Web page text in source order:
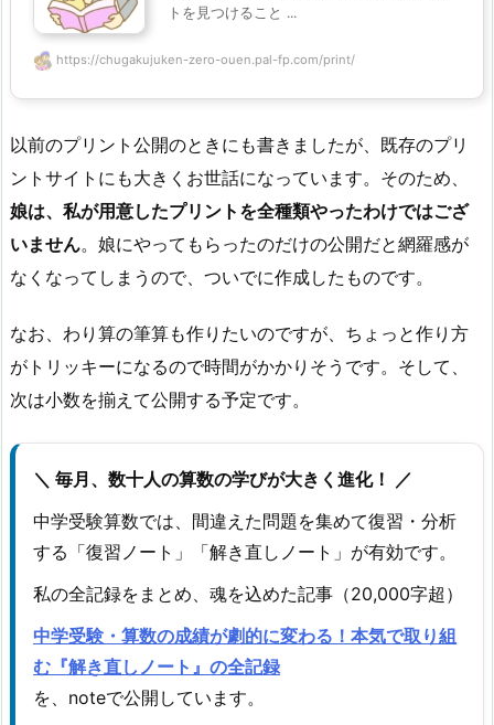
トを見つけること ...
https://chugakujuken-zero-ouen.pal-fp.com/print/
以前のプリント公開のときにも書きましたが、既存のプリ
ントサイトにも大きくお世話になっています。そのため、
娘は、私が用意したプリントを全種類やったわけではござ
いません。娘にやってもらったのだけの公開だと網羅感が
なくなってしまうので、ついでに作成したものです。
なお、わり算の筆算も作りたいのですが、ちょっと作り方
がトリッキーになるので時間がかかりそうです。そして、
次は小数を揃えて公開する予定です。
＼ 毎月、数十人の算数の学びが大きく進化！ ／
中学受験算数では、間違えた問題を集めて復習・分析
する「復習ノート」「解き直しノート」が有効です。
私の全記録をまとめ、魂を込めた記事（20,000字超）
中学受験・算数の成績が劇的に変わる！本気で取り組
む『解き直しノート』の全記録
を、noteで公開しています。